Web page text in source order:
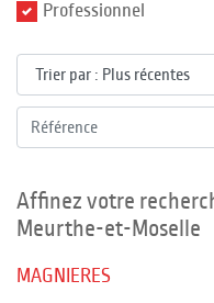
Professionnel
Affinez votre
Meurthe-et-Moselle
MAGNIERES